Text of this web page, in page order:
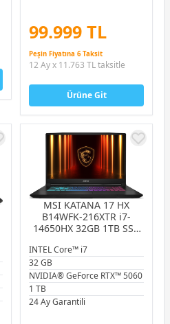
99.999 TL
Peşin Fiyatına 6 Taksit
12 Ay x 11.763 TL taksitle
Ürüne Git
MSI KATANA 17 HX
B14WFK-216XTR i7-
14650HX 32GB 1TB SSD
QHD 240Hz FreeDOS
Gaming Notebook
INTEL Core™ i7
32 GB
NVIDIA® GeForce RTX™ 5060
1 TB
24 Ay Garantili